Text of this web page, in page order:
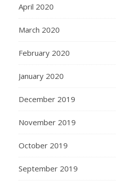
April 2020
March 2020
February 2020
January 2020
December 2019
November 2019
October 2019
September 2019